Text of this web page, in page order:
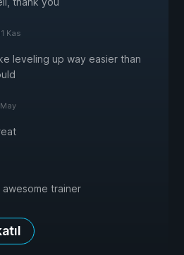
Kas
leveling up way easier than
trainer